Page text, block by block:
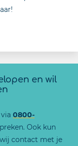
en wil
0800-
Ook kun
contact met je